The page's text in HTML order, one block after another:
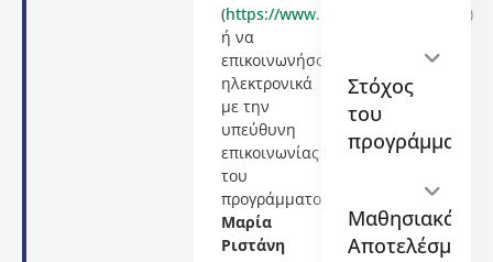
(https://www.new.enl.auth.gr/lnr/
)
ή να
επικοινωνήσουν
ηλεκτρονικά
με την
υπεύθυνη
επικοινωνίας
του
προγράμματος,
Μαρία
Ριστάνη
Δημιουργικές
Ψηφιακές
Αφηγήσεις
στην
Εκπαίδευση
διάρκειας
48
διδακτικών
Στόχος
του
προγράμματος
Μαθησιακά
Αποτελέσματα